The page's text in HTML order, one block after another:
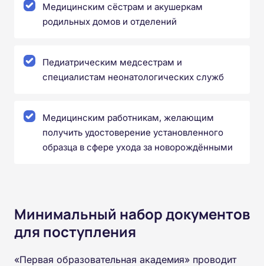
Медицинским сёстрам и акушеркам
родильных домов и отделений
Педиатрическим медсестрам и
специалистам неонатологических служб
Медицинским работникам, желающим
получить удостоверение установленного
образца в сфере ухода за новорождёнными
Минимальный набор документов
для поступления
«Первая образовательная академия» проводит